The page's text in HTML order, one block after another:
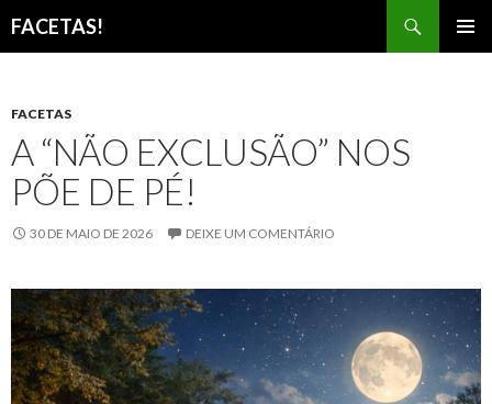
FACETAS!
CONTEÚDO
FACETAS
A “NÃO EXCLUSÃO” NOS
PÕE DE PÉ!
30 DE MAIO DE 2026 DEIXE UM COMENTÁRIO